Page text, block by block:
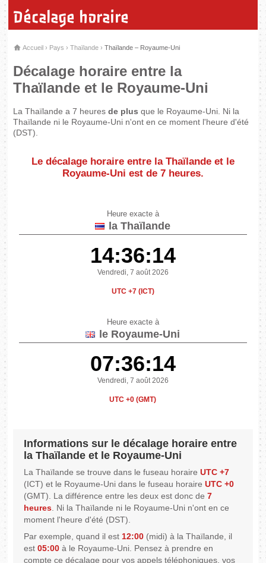
Décalage horaire
Accueil › Pays ›Thaïlande ›Thaïlande – Royaume-Uni
Décalage horaire entre la
Thaïlande et le Royaume-Uni
La Thaïlande a 7 heuresde plus que le Royaume-Uni. Ni la
Thaïlande ni le Royaume-Uni n'ont en ce moment l'heure d'été
(DST).
Le décalage horaire entre la Thaïlande et le
Royaume-Uni est de 7 heures.
Heure exacte à
la Thaïlande
14:36:14
Vendredi, 7 août 2026
UTC +7 (ICT)
Heure exacte à
le Royaume-Uni
07:36:14
Vendredi, 7 août 2026
UTC +0 (GMT)
Informations sur le décalage horaire entre
la Thaïlande et le Royaume-Uni
La Thaïlande se trouve dans le fuseau horaireUTC +7
(ICT) et le Royaume-Uni dans le fuseau horaireUTC +0
(GMT). La différence entre les deux est donc de7
heures. Ni la Thaïlande ni le Royaume-Uni n'ont en ce
moment l'heure d'été (DST).
Par exemple, quand il est12:00 (midi) à la Thaïlande, il
est05:00 à le Royaume-Uni. Pensez à prendre en
compte ce décalage pour vos appels téléphoniques, vos